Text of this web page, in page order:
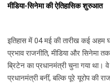
मीडिया-सिनेमा की ऐतिहासिक शुरुआत
इतिहास में 04 मई की तारीख कई अहम
प्रभाव राजनीति, मीडिया और सिनेमा
ब्रिटेन का प्रधानमंत्री चुना गया था।
प्रधानमंत्री बनीं, बल्कि पूरे यूरोप की